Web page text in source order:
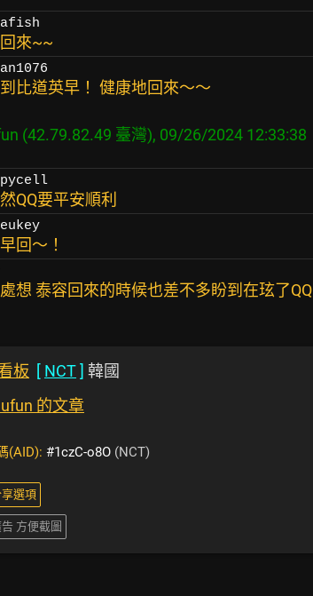
來~~
比道英早！ 健康地回來～～
QQ要平安順利
回～！
想 泰容回來的時候也差不多盼到在玹了QQ
板 [ NCT] 韓國
的文章
(AID): #1czC-o8O (NCT)
選項
方便截圖